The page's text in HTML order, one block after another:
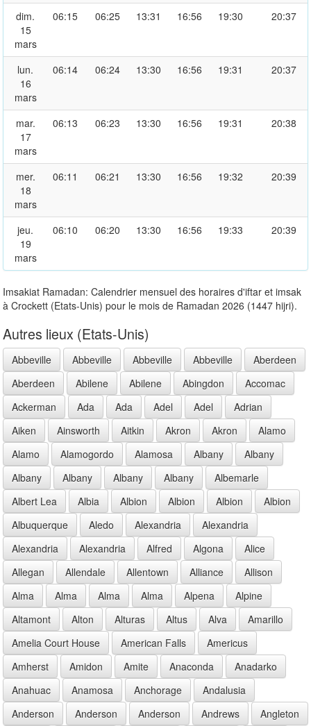
dim.
15
mars
06:15 06:25 13:31 16:56 19:30 20:37
lun.
16
mars
06:14 06:24 13:30 16:56 19:31 20:37
mar.
17
mars
06:13 06:23 13:30 16:56 19:31 20:38
mer.
18
mars
06:11 06:21 13:30 16:56 19:32 20:39
jeu.
19
mars
06:10 06:20 13:30 16:56 19:33 20:39
Imsakiat Ramadan: Calendrier mensuel des horaires d'iftar et imsak
à Crockett (Etats-Unis) pour le mois de Ramadan 2026 (1447 hijri).
Autres lieux (Etats-Unis)
Abbeville Abbeville Abbeville Abbeville
Aberdeen
Aberdeen
Abilene Abilene Abingdon
Accomac
Ackerman
Ada Ada Adel Adel
Adrian
Aiken
Ainsworth Aitkin Akron Akron
Alamo
Alamo
Alamogordo Alamosa Albany
Albany
Albany
Albany Albany Albany
Albemarle
Albert Lea
Albia Albion Albion Albion
Albion
Albuquerque
Aledo Alexandria
Alexandria
Alexandria
Alexandria Alfred Algona
Alice
Allegan
Allendale Allentown Alliance
Allison
Alma
Alma Alma Alma Alpena
Alpine
Altamont
Alton Alturas Altus Alva
Amarillo
Amelia Court House
American Falls
Americus
Amherst
Amidon Amite Anaconda
Anadarko
Anahuac
Anamosa Anchorage
Andalusia
Anderson
Anderson Anderson Andrews
Angleton